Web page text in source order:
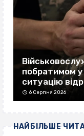
побратимом у
ситуацію
6 Серпня 2026
НАЙБІЛЬШЕ